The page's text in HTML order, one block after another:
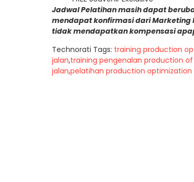
Jadwal Pelatihan masih dapat
mendapat konfirmasi dari Marketing
tidak mendapatkan kompensasi
Technorati Tags: training production
jalan,training pengenalan production
jalan,pelatihan production optimization